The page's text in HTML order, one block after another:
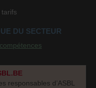
DU SECTEUR
responsables d’ASBL